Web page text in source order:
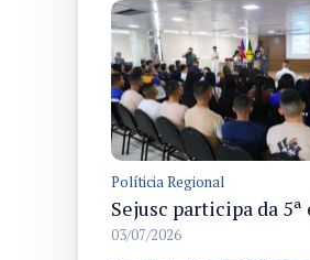
Políticia Regional
03/07/2026